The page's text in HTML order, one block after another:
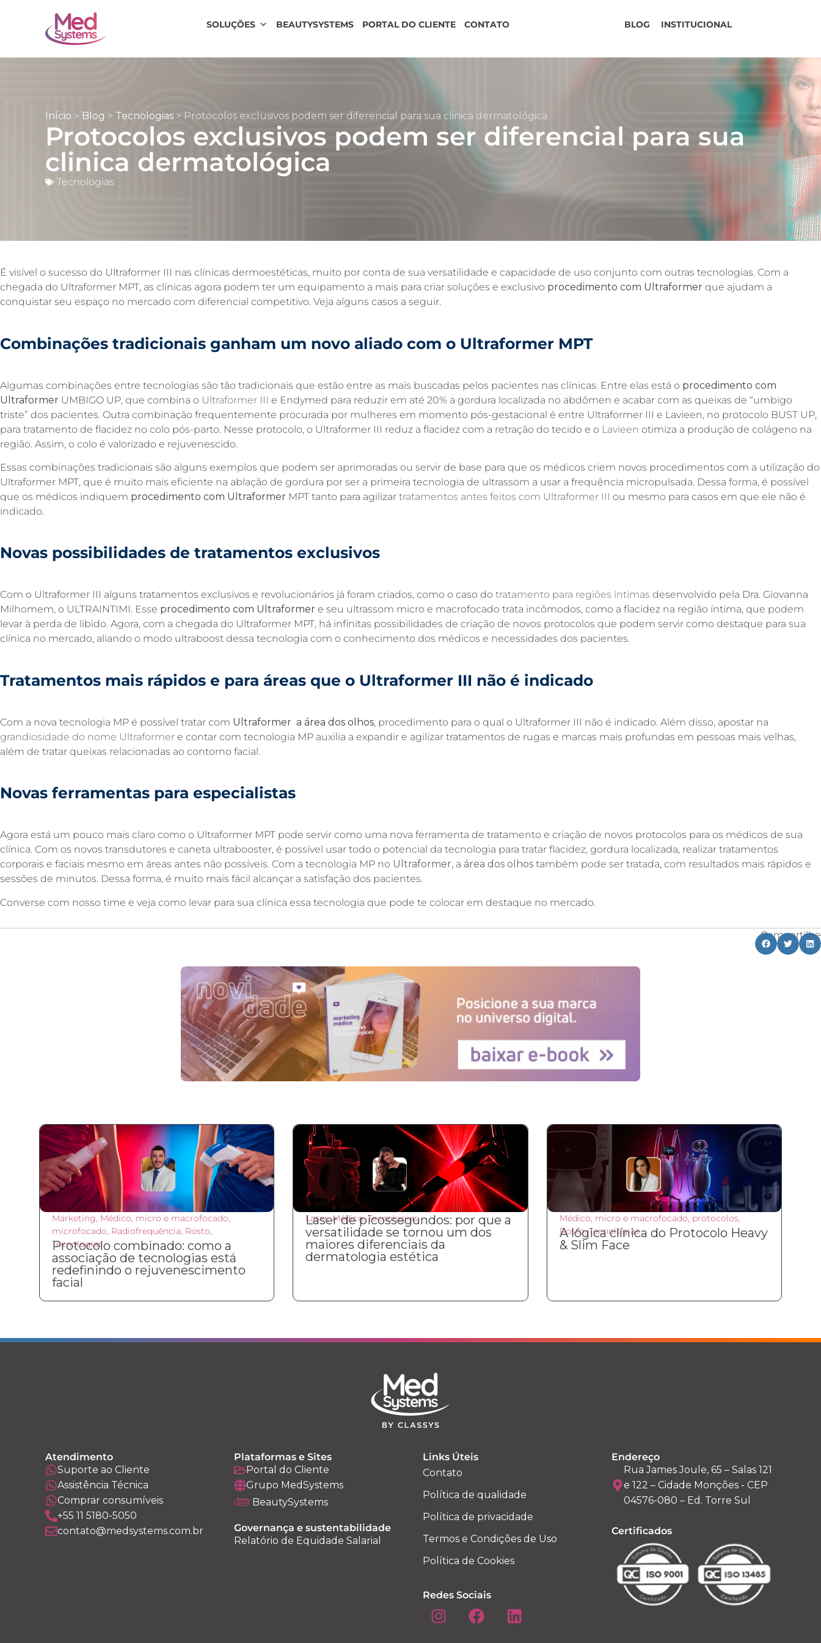
SOLUÇÕES BEAUTYSYSTEMS PORTAL DO CLIENTE CONTATO INSTITUCIONAL
BLOG
Início > Blog > Tecnologias > Protocolos exclusivos podem ser diferencial para sua clinica dermatológica
Protocolos exclusivos podem ser diferencial para sua
clinica dermatológica
Tecnologias
É visível o sucesso do Ultraformer III nas clínicas dermoestéticas, muito por conta de sua versatilidade e capacidade de uso conjunto com outras tecnologias. Com a
chegada do Ultraformer MPT, as clínicas agora podem ter um equipamento a mais para criar soluções e exclusivo procedimento com Ultraformer que ajudam a
conquistar seu espaço no mercado com diferencial competitivo. Veja alguns casos a seguir.
Combinações tradicionais ganham um novo aliado com o Ultraformer MPT
Algumas combinações entre tecnologias são tão tradicionais que estão entre as mais buscadas pelos pacientes nas clínicas. Entre elas está o procedimento com
Ultraformer UMBIGO UP, que combina o Ultraformer III e Endymed para reduzir em até 20% a gordura localizada no abdômen e acabar com as queixas de “umbigo
triste” dos pacientes. Outra combinação frequentemente procurada por mulheres em momento pós-gestacional é entre Ultraformer III e Lavieen, no protocolo BUST UP,
para tratamento de flacidez no colo pós-parto. Nesse protocolo, o Ultraformer III reduz a flacidez com a retração do tecido e o Lavieen otimiza a produção de colágeno na
região. Assim, o colo é valorizado e rejuvenescido.
Essas combinações tradicionais são alguns exemplos que podem ser aprimoradas ou servir de base para que os médicos criem novos procedimentos com a utilização do
Ultraformer MPT, que é muito mais eficiente na ablação de gordura por ser a primeira tecnologia de ultrassom a usar a frequência micropulsada. Dessa forma, é possível
que os médicos indiquem procedimento com Ultraformer MPT tanto para agilizar tratamentos antes feitos com Ultraformer III ou mesmo para casos em que ele não é
indicado.
Novas possibilidades de tratamentos exclusivos
Com o Ultraformer III alguns tratamentos exclusivos e revolucionários já foram criados, como o caso do tratamento para regiões íntimas desenvolvido pela Dra. Giovanna
Milhomem, o ULTRAINTIMI. Esse procedimento com Ultraformer e seu ultrassom micro e macrofocado trata incômodos, como a flacidez na região íntima, que podem
levar à perda de libido. Agora, com a chegada do Ultraformer MPT, há infinitas possibilidades de criação de novos protocolos que podem servir como destaque para sua
clínica no mercado, aliando o modo ultraboost dessa tecnologia com o conhecimento dos médicos e necessidades dos pacientes.
Tratamentos mais rápidos e para áreas que o Ultraformer III não é indicado
Com a nova tecnologia MP é possível tratar com Ultraformer a área dos olhos, procedimento para o qual o Ultraformer III não é indicado. Além disso, apostar na
grandiosidade do nome Ultraformer e contar com tecnologia MP auxilia a expandir e agilizar tratamentos de rugas e marcas mais profundas em pessoas mais velhas,
além de tratar queixas relacionadas ao contorno facial.
Novas ferramentas para especialistas
Agora está um pouco mais claro como o Ultraformer MPT pode servir como uma nova ferramenta de tratamento e criação de novos protocolos para os médicos de sua
clínica. Com os novos transdutores e caneta ultrabooster, é possível usar todo o potencial da tecnologia para tratar flacidez, gordura localizada, realizar tratamentos
corporais e faciais mesmo em áreas antes não possíveis. Com a tecnologia MP no Ultraformer, a área dos olhos também pode ser tratada, com resultados mais rápidos e
sessões de minutos. Dessa forma, é muito mais fácil alcançar a satisfação dos pacientes.
Converse com nosso time e veja como levar para sua clínica essa tecnologia que pode te colocar em destaque no mercado.
Compartilhe
Marketing, Médico, micro e macrofocado,
microfocado, Radiofrequência, Rosto,
Tecnologias
Protocolo combinado: como a
associação de tecnologias está
redefinindo o rejuvenescimento
facial
Laser,Médico,Tecnologias
Laser de picossegundos: por que a
versatilidade se tornou um dos
maiores diferenciais da
dermatologia estética
Médico, micro e macrofocado, protocolos,
Rosto,Tecnologias
A lógica clínica do Protocolo Heavy
& Slim Face
Atendimento
Suporte ao Cliente
Assistência Técnica
Comprar consumíveis
+55 11 5180-5050
contato@medsystems.com.br
Plataformas e Sites
Portal do Cliente
Grupo MedSystems
BeautySystems
Governança e sustentabilidade
Relatório de Equidade Salarial
Links Úteis
Contato
Política de qualidade
Política de privacidade
Termos e Condições de Uso
Política de Cookies
Redes Sociais
Endereço
Rua James Joule, 65 – Salas 121
e 122 – Cidade Monções - CEP
04576-080 – Ed. Torre Sul
Certificados